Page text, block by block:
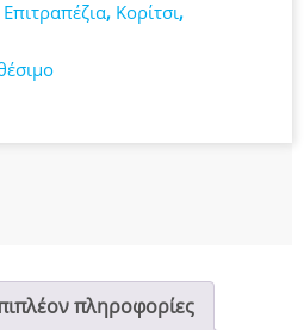
Επιτραπέζια, Κορίτσι,
πληροφορίες